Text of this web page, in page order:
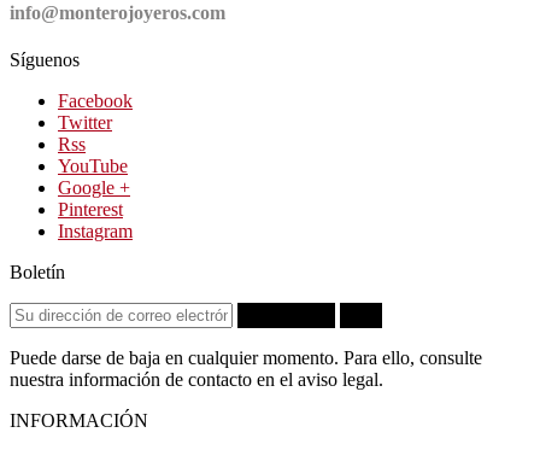
info@monterojoyeros.com
Síguenos
Facebook
Twitter
Rss
YouTube
Google +
Pinterest
Instagram
Boletín
Puede darse de baja en cualquier momento. Para ello, consulte
nuestra información de contacto en el aviso legal.
INFORMACIÓN